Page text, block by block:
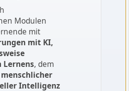
Modulen
mit
mit KI,
Lernens, dem
menschlicher
Intelligenz